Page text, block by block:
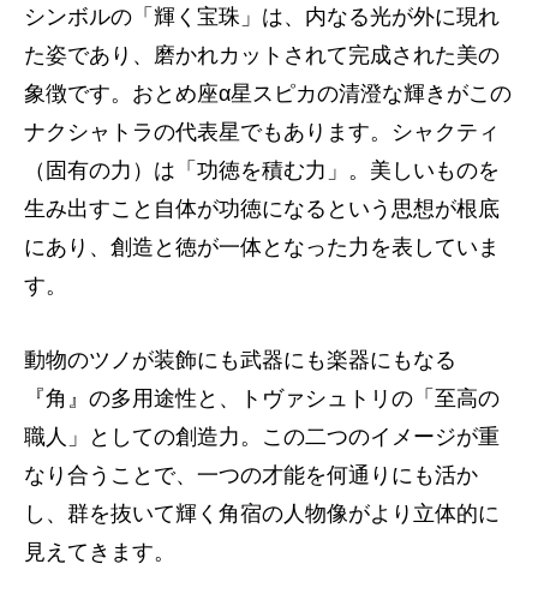
シンボルの「輝く宝珠」は、内なる光が外に現れ
た姿であり、磨かれカットされて完成された美の
象徴です。おとめ座α星スピカの清澄な輝きがこの
ナクシャトラの代表星でもあります。シャクティ
（固有の力）は「功徳を積む力」。美しいものを
生み出すこと自体が功徳になるという思想が根底
にあり、創造と徳が一体となった力を表していま
す。
動物のツノが装飾にも武器にも楽器にもなる
『角』の多用途性と、トヴァシュトリの「至高の
職人」としての創造力。この二つのイメージが重
なり合うことで、一つの才能を何通りにも活か
し、群を抜いて輝く角宿の人物像がより立体的に
見えてきます。